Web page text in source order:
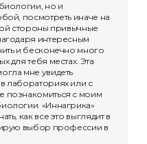
но и
посмотреть иначе на
стороны привычные
интересным
и бесконечно много
для тебя местах. Эта
мне увидеть
лабораториях или с
познакомиться с моим
«Иннагрика»
как все это выглядит в
выбор профессии в